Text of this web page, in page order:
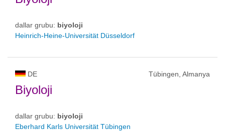
dallar grubu: biyoloji
Heinrich-Heine-Universität Düsseldorf
DE Tübingen, Almanya
Biyoloji
dallar grubu: biyoloji
Eberhard Karls Universität Tübingen